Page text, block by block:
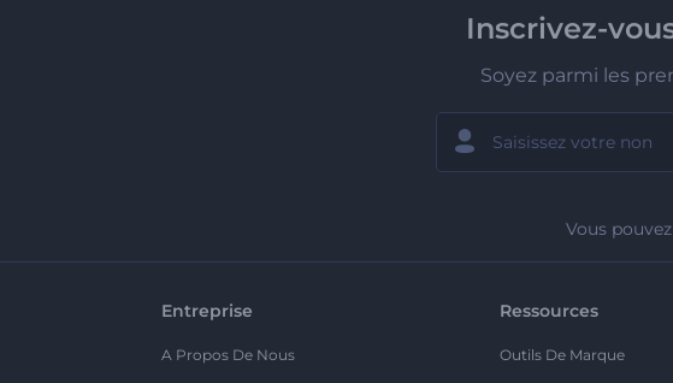
Inscrivez-
Soyez parmi les
Vous
Entreprise
A Propos De Nous
Ressources
Outils De Marque